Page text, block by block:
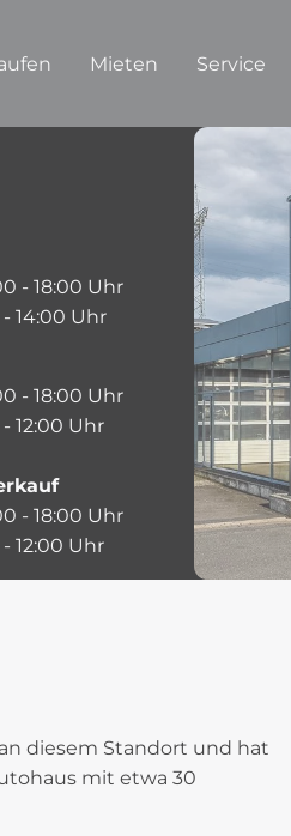
Mieten Service
- 18:00 Uhr
Uhr
- 18:00 Uhr
Uhr
- 18:00 Uhr
Uhr
diesem Standort und hat
mit etwa 30